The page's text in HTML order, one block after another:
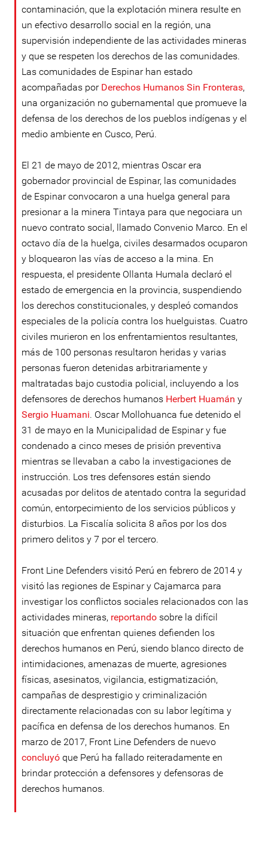
contaminación, que la explotación minera resulte en
un efectivo desarrollo social en la región, una
supervisión independiente de las actividades mineras
y que se respeten los derechos de las comunidades.
Las comunidades de Espinar han estado
acompañadas por Derechos Humanos Sin Fronteras,
una organización no gubernamental que promueve la
defensa de los derechos de los pueblos indígenas y el
medio ambiente en Cusco, Perú.
El 21 de mayo de 2012, mientras Oscar era
gobernador provincial de Espinar, las comunidades
de Espinar convocaron a una huelga general para
presionar a la minera Tintaya para que negociara un
nuevo contrato social, llamado Convenio Marco. En el
octavo día de la huelga, civiles desarmados ocuparon
y bloquearon las vías de acceso a la mina. En
respuesta, el presidente Ollanta Humala declaró el
estado de emergencia en la provincia, suspendiendo
los derechos constitucionales, y despleó comandos
especiales de la policía contra los huelguistas. Cuatro
civiles murieron en los enfrentamientos resultantes,
más de 100 personas resultaron heridas y varias
personas fueron detenidas arbitrariamente y
maltratadas bajo custodia policial, incluyendo a los
defensores de derechos humanos Herbert Huamán y
Sergio Huamani. Oscar Mollohuanca fue detenido el
31 de mayo en la Municipalidad de Espinar y fue
condenado a cinco meses de prisión preventiva
mientras se llevaban a cabo la investigaciones de
instrucción. Los tres defensores están siendo
acusadas por delitos de atentado contra la seguridad
común, entorpecimiento de los servicios públicos y
disturbios. La Fiscalía solicita 8 años por los dos
primero delitos y 7 por el tercero.
Front Line Defenders visitó Perú en febrero de 2014 y
visitó las regiones de Espinar y Cajamarca para
investigar los conflictos sociales relacionados con las
actividades mineras, reportando sobre la difícil
situación que enfrentan quienes defienden los
derechos humanos en Perú, siendo blanco directo de
intimidaciones, amenazas de muerte, agresiones
físicas, asesinatos, vigilancia, estigmatización,
campañas de desprestigio y criminalización
directamente relacionadas con su labor legítima y
pacífica en defensa de los derechos humanos. En
marzo de 2017, Front Line Defenders de nuevo
concluyó que Perú ha fallado reiteradamente en
brindar protección a defensores y defensoras de
derechos humanos.